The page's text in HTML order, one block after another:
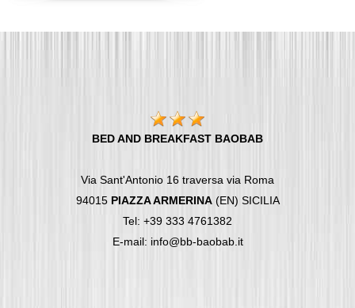
BED AND BREAKFAST BAOBAB
Via Sant'Antonio 16 traversa via Roma
94015 PIAZZA ARMERINA(EN) SICILIA
Tel: +39 333 4761382
E-mail: info@bb-baobab.it